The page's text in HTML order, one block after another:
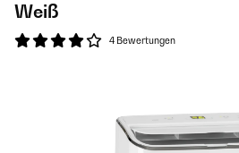
Weiß
4 Bewertungen